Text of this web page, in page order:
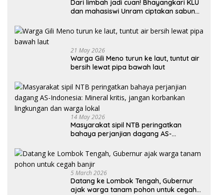
Dari limbah jadi cuan! Bhayangkari KLU
dan mahasiswi Unram ciptakan sabun
21 May 2026
Warga Gili Meno turun ke laut, tuntut air
bersih lewat pipa bawah laut
14 May 2026
Masyarakat sipil NTB peringatkan
bahaya perjanjian dagang AS-
korbankan lingkungan dan warga lokal
5 March 2026
Datang ke Lombok Tengah, Gubernur
ajak warga tanam pohon untuk cegah